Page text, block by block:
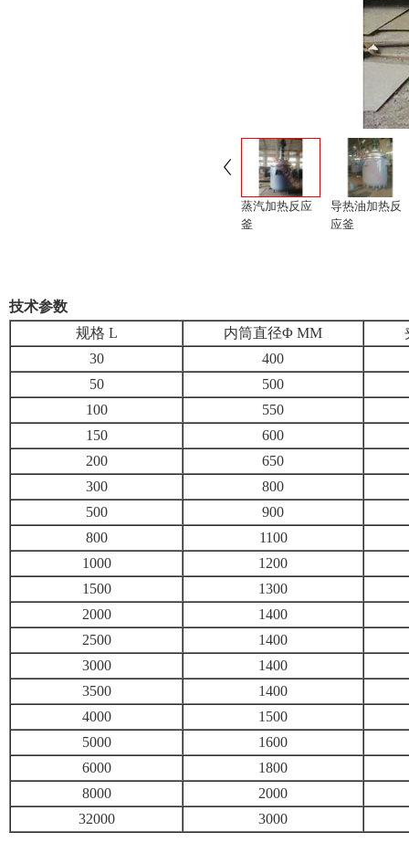
蒸汽加热反应
釜
导热油加热反
应釜
技术参数
规格 L
内筒直径Φ MM
30
400
50
500
100
550
150
600
200
650
300
800
500
900
800
1100
1000
1200
1500
1300
2000
1400
2500
1400
3000
1400
3500
1400
4000
1500
5000
1600
6000
1800
8000
2000
32000
3000